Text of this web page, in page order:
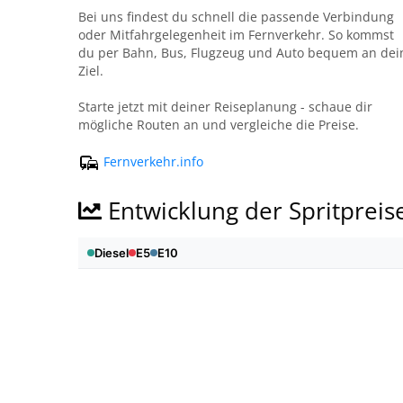
Bei uns findest du schnell die passende Verbindung
oder Mitfahrgelegenheit im Fernverkehr. So kommst
du per Bahn, Bus, Flugzeug und Auto bequem an
Ziel.
Starte jetzt mit deiner Reiseplanung - schaue dir
mögliche Routen an und vergleiche die Preise.
Fernverkehr.info
Entwicklung der